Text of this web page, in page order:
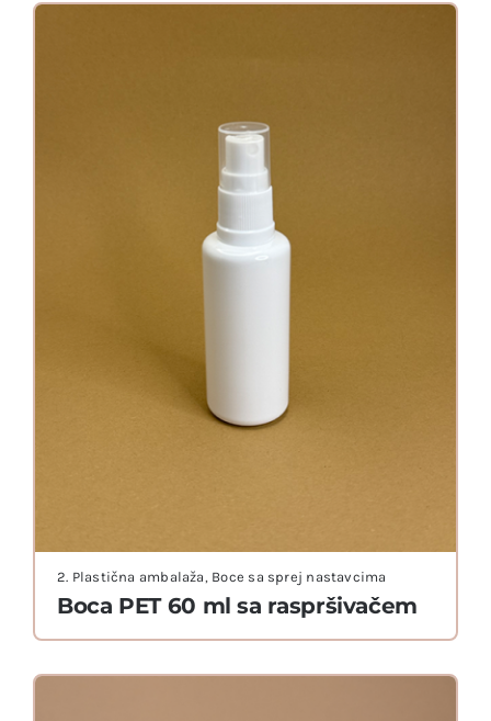
Boca PET 60 ml sa raspršivačem
2. Plastična ambalaža, Boce sa sprej nastavcima